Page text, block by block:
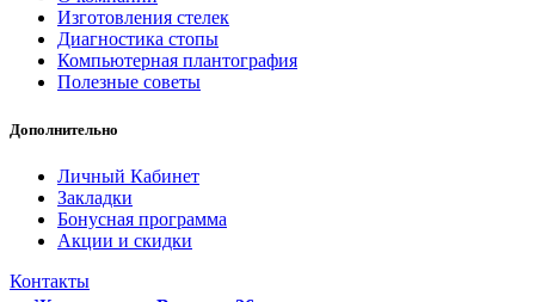
Изготовления стелек
Диагностика стопы
Компьютерная плантография
Полезные советы
Дополнительно
Личный Кабинет
Закладки
Бонусная программа
Акции и скидки
Контакты